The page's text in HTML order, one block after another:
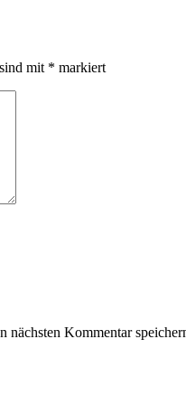
mit * markiert
nächsten Kommentar